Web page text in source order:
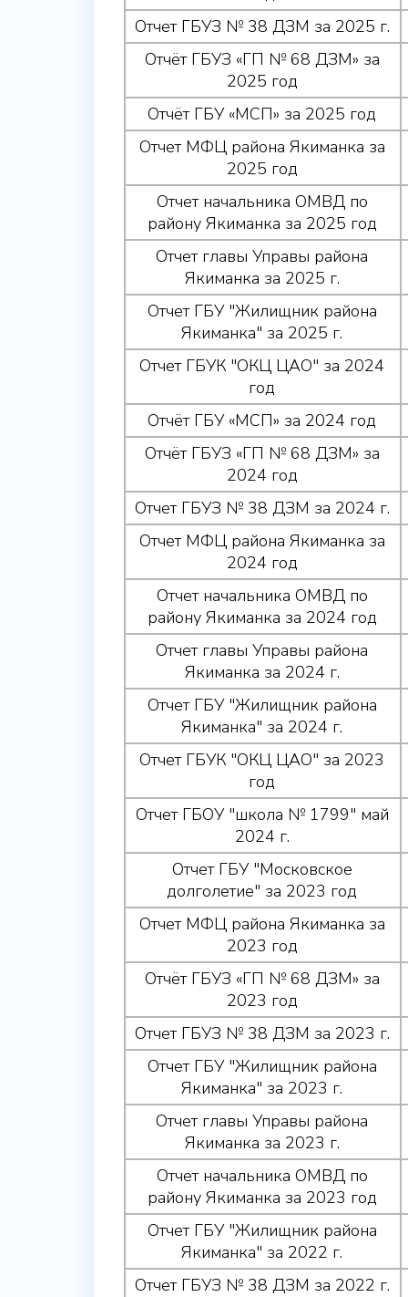
Отчет ГБУЗ № 38 ДЗМ за 2025 г.
Отчёт ГБУЗ «ГП № 68 ДЗМ» за
2025 год
Отчёт ГБУ «МСП» за 2025 год
Отчет МФЦ района Якиманка за
2025 год
Отчет начальника ОМВД по
району Якиманка за 2025 год
Отчет главы Управы района
Якиманка за 2025 г.
Отчет ГБУ "Жилищник района
Якиманка" за 2025 г.
Отчет ГБУК "ОКЦ ЦАО" за 2024
год
Отчёт ГБУ «МСП» за 2024 год
Отчёт ГБУЗ «ГП № 68 ДЗМ» за
2024 год
Отчет ГБУЗ № 38 ДЗМ за 2024 г.
Отчет МФЦ района Якиманка за
2024 год
Отчет начальника ОМВД по
району Якиманка за 2024 год
Отчет главы Управы района
Якиманка за 2024 г.
Отчет ГБУ "Жилищник района
Якиманка" за 2024 г.
Отчет ГБУК "ОКЦ ЦАО" за 2023
год
Отчет ГБОУ "школа № 1799" май
2024 г.
Отчет ГБУ "Московское
долголетие" за 2023 год
Отчет МФЦ района Якиманка за
2023 год
Отчёт ГБУЗ «ГП № 68 ДЗМ» за
2023 год
Отчет ГБУЗ № 38 ДЗМ за 2023 г.
Отчет ГБУ "Жилищник района
Якиманка" за 2023 г.
Отчет главы Управы района
Якиманка за 2023 г.
Отчет начальника ОМВД по
району Якиманка за 2023 год
Отчет ГБУ "Жилищник района
Якиманка" за 2022 г.
Отчет ГБУЗ № 38 ДЗМ за 2022 г.